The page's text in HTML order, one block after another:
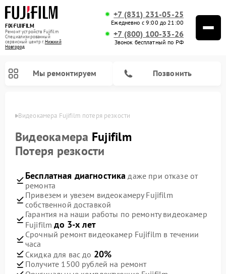
FIX-FUJIFILM
Ремонт устройств Fujifilm
Специализированный
cервисный центр г.Нижний
Новгород
+7 (831) 231-05-25
Ежедневно с 9:00 до 21:00
+7 (800) 100-33-26
Звонок бесплатный по РФ
Мы ремонтируем Позвонить
Видеокамера Fujifilm потеря резкости
Видеокамера Fujifilm
Потеря резкости
Бесплатная диагностика даже при отказе от
ремонта
Привезем и увезем видеокамеру Fujifilm
собственной доставкой
Гарантия на наши работы по ремонту видеокамер
Fujifilmдо 3-х лет
Срочный ремонт видеокамер Fujifilm в течении
часа
Скидка для вас до 20%
Получите 1500 рублей на ремонт